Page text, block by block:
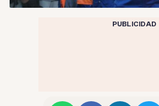
PUBLICIDAD